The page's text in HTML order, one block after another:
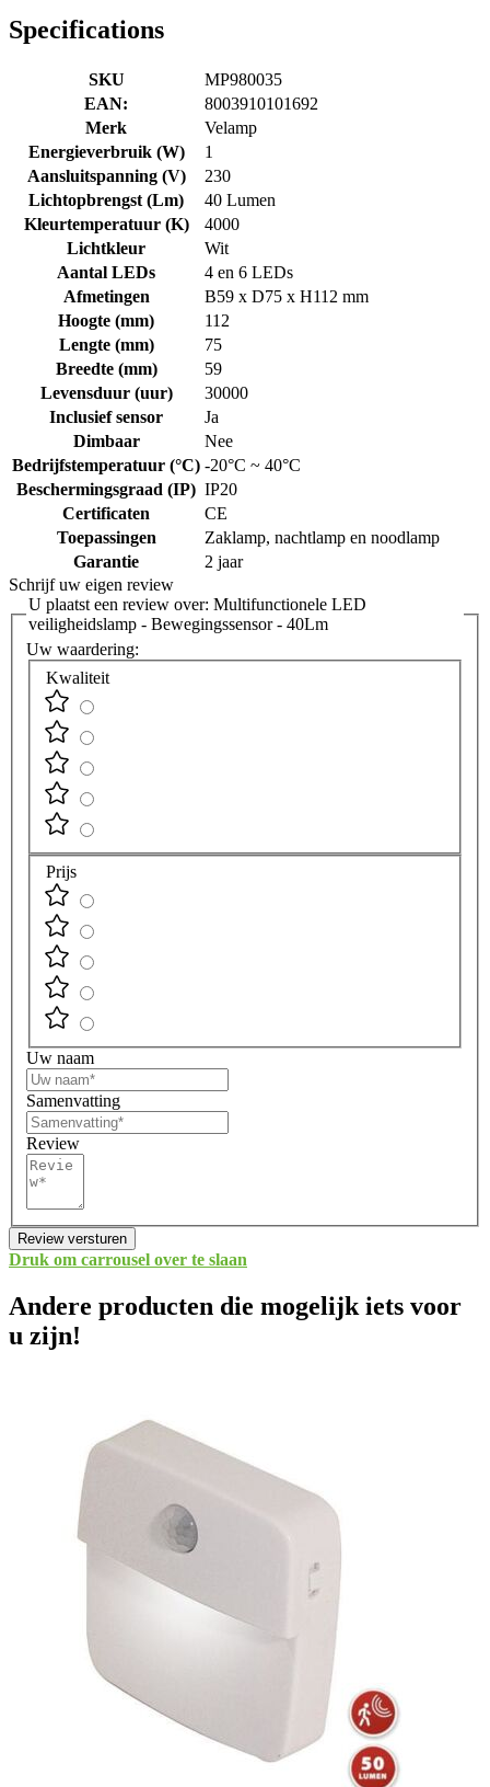
Specifications
SKU
MP980035
EAN:
8003910101692
Merk
Velamp
Energieverbruik (W)
1
Aansluitspanning (V)
230
Lichtopbrengst (Lm)
40 Lumen
Kleurtemperatuur (K)
4000
Lichtkleur
Wit
Aantal LEDs
4 en 6 LEDs
Afmetingen
B59 x D75 x H112 mm
Hoogte (mm)
112
Lengte (mm)
75
Breedte (mm)
59
Levensduur (uur)
30000
Inclusief sensor
Ja
Dimbaar
Nee
Bedrijfstemperatuur (°C) -20°C ~ 40°C
Beschermingsgraad (IP) IP20
Certificaten
CE
Toepassingen
Zaklamp, nachtlamp en noodlamp
Garantie
2 jaar
Schrijf uw eigen review
U plaatst een review over: Multifunctionele LED
veiligheidslamp - Bewegingssensor - 40Lm
Uw waardering:
Kwaliteit
Prijs
Uw naam
Samenvatting
Review
Review versturen
Druk om carrousel over te slaan
Andere producten die mogelijk iets voor
u zijn!